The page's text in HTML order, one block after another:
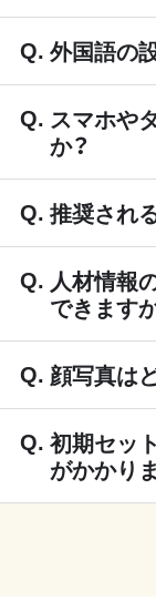
外国語の
スマホや
か？
推奨され
人材情報
できます
顔写真は
初期セッ
がかかり